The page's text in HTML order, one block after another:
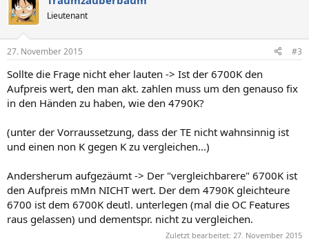
Lieutenant
27. November 2015 #3
Sollte die Frage nicht eher lauten -> Ist der 6700K den
Aufpreis wert, den man akt. zahlen muss um den genauso fix
in den Händen zu haben, wie den 4790K?
(unter der Vorraussetzung, dass der TE nicht wahnsinnig ist
und einen non K gegen K zu vergleichen...)
Andersherum aufgezäumt -> Der "vergleichbarere" 6700K ist
den Aufpreis mMn NICHT wert. Der dem 4790K gleichteure
6700 ist dem 6700K deutl. unterlegen (mal die OC Features
raus gelassen) und dementspr. nicht zu vergleichen.
Zuletzt bearbeitet: 27. November 2015